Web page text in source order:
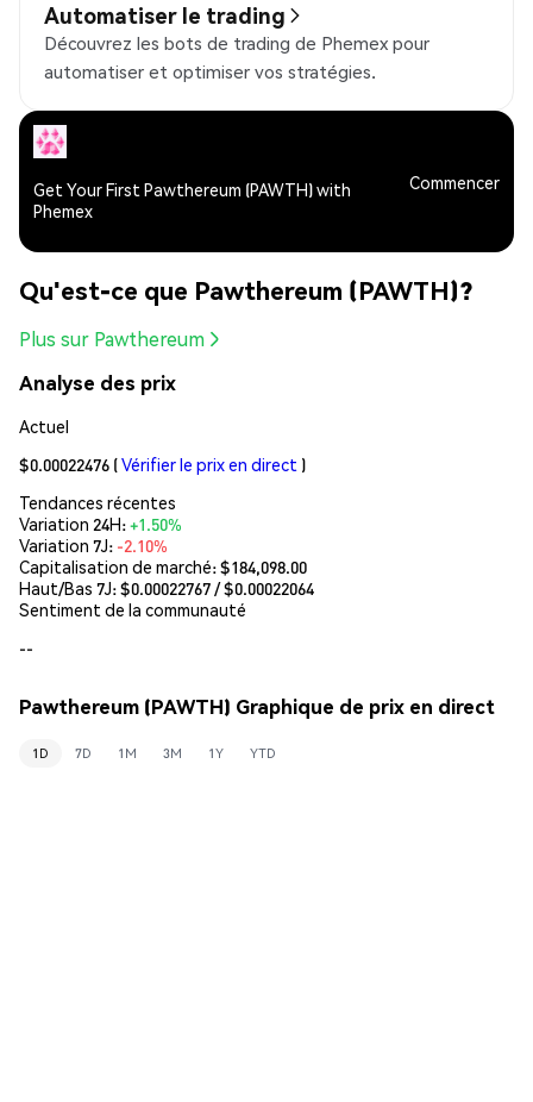
Automatiser le trading
Découvrez les bots de trading de Phemex pour
automatiser et optimiser vos stratégies.
Get Your First Pawthereum (PAWTH) with
Phemex
Commencer
Qu'est-ce que Pawthereum (PAWTH)?
Plus sur Pawthereum
Analyse des prix
Actuel
$0.00022476 (Vérifier le prix en direct )
Tendances récentes
Variation 24H:+1.50%
Variation 7J: -2.10%
Capitalisation de marché:$184,098.00
Haut/Bas 7J: $0.00022767/ $0.00022064
Sentiment de la communauté
--
Pawthereum (PAWTH) Graphique de prix en direct
1D 7D 1M 3M 1Y YTD